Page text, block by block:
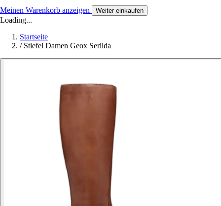
Meinen Warenkorb anzeigen Weiter einkaufen
Loading...
Startseite
/ Stiefel Damen Geox Serilda